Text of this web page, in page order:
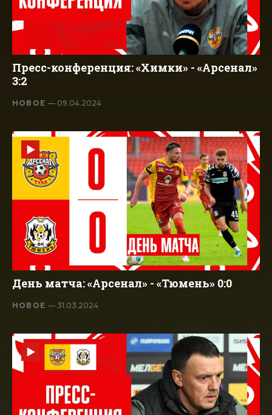
Пресс-конференция: «Химки» - «Арсенал»
3:2
НОВОЕ— 09.04.2024
День матча: «Арсенал» - «Тюмень» 0:0
НОВОЕ— 31.03.2024